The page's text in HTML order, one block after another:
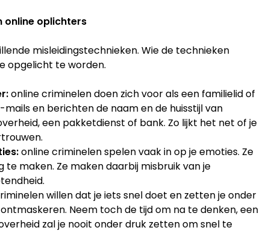
online oplichters
misleidingstechnieken. Wie de technieken
opgelicht te worden.
online criminelen doen zich voor als een familielid of
mails en berichten de naam en de huisstijl van
een pakketdienst of bank. Zo lijkt het net of je
online criminelen spelen vaak in op je emoties. Ze
maken. Ze maken daarbij misbruik van je
willen dat je iets snel doet en zetten je onder
Neem toch de tijd om na te denken, een
zal je nooit onder druk zetten om snel te